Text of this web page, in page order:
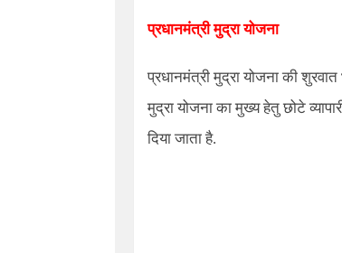
प्रधानमंत्री मुद्रा योजना
प्रधानमंत्री मुद्रा योजनाकी शुरवात
मुद्रा योजना का मुख्य हेतु छोटे
दिया जाता है.